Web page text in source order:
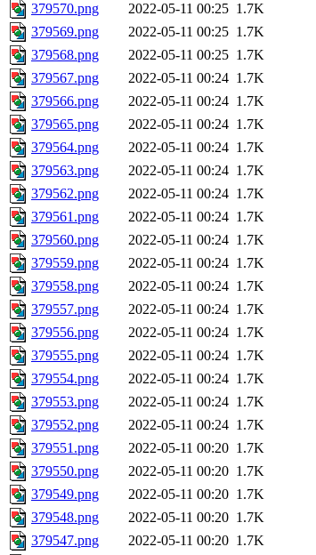
379570.png
2022-05-11 00:25 1.7K
379569.png
2022-05-11 00:25 1.7K
379568.png
2022-05-11 00:25 1.7K
379567.png
2022-05-11 00:24 1.7K
379566.png
2022-05-11 00:24 1.7K
379565.png
2022-05-11 00:24 1.7K
379564.png
2022-05-11 00:24 1.7K
379563.png
2022-05-11 00:24 1.7K
379562.png
2022-05-11 00:24 1.7K
379561.png
2022-05-11 00:24 1.7K
379560.png
2022-05-11 00:24 1.7K
379559.png
2022-05-11 00:24 1.7K
379558.png
2022-05-11 00:24 1.7K
379557.png
2022-05-11 00:24 1.7K
379556.png
2022-05-11 00:24 1.7K
379555.png
2022-05-11 00:24 1.7K
379554.png
2022-05-11 00:24 1.7K
379553.png
2022-05-11 00:24 1.7K
379552.png
2022-05-11 00:24 1.7K
379551.png
2022-05-11 00:20 1.7K
379550.png
2022-05-11 00:20 1.7K
379549.png
2022-05-11 00:20 1.7K
379548.png
2022-05-11 00:20 1.7K
379547.png
2022-05-11 00:20 1.7K